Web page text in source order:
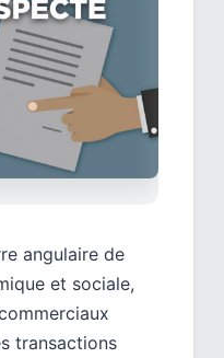
angulaire de
et sociale,
transactions